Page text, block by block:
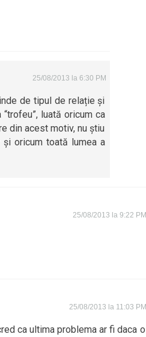
25/08/2013 la 6:30 PM
de tipul de relație și
luată oricum ca
din acest motiv, nu știu
oricum toată lumea a
25/08/2013 la 9:22 PM
25/08/2013 la 11:03 PM
ca ultima problema ar fi daca o